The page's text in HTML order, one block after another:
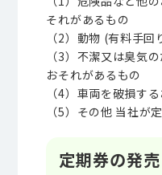
それがあるもの
（2）動物 (有料手
（3）不潔又は臭気
おそれがあるもの
（4）車両を破損す
（5）その他 当社が
定期券の発売